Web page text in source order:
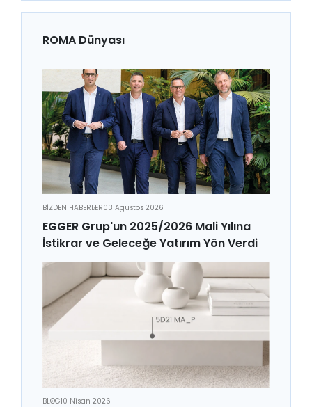
ROMA Dünyası
BİZDEN HABERLER03 Ağustos 2026
EGGER Grup'un 2025/2026 Mali Yılına
İstikrar ve Geleceğe Yatırım Yön Verdi
BLOG10 Nisan 2026